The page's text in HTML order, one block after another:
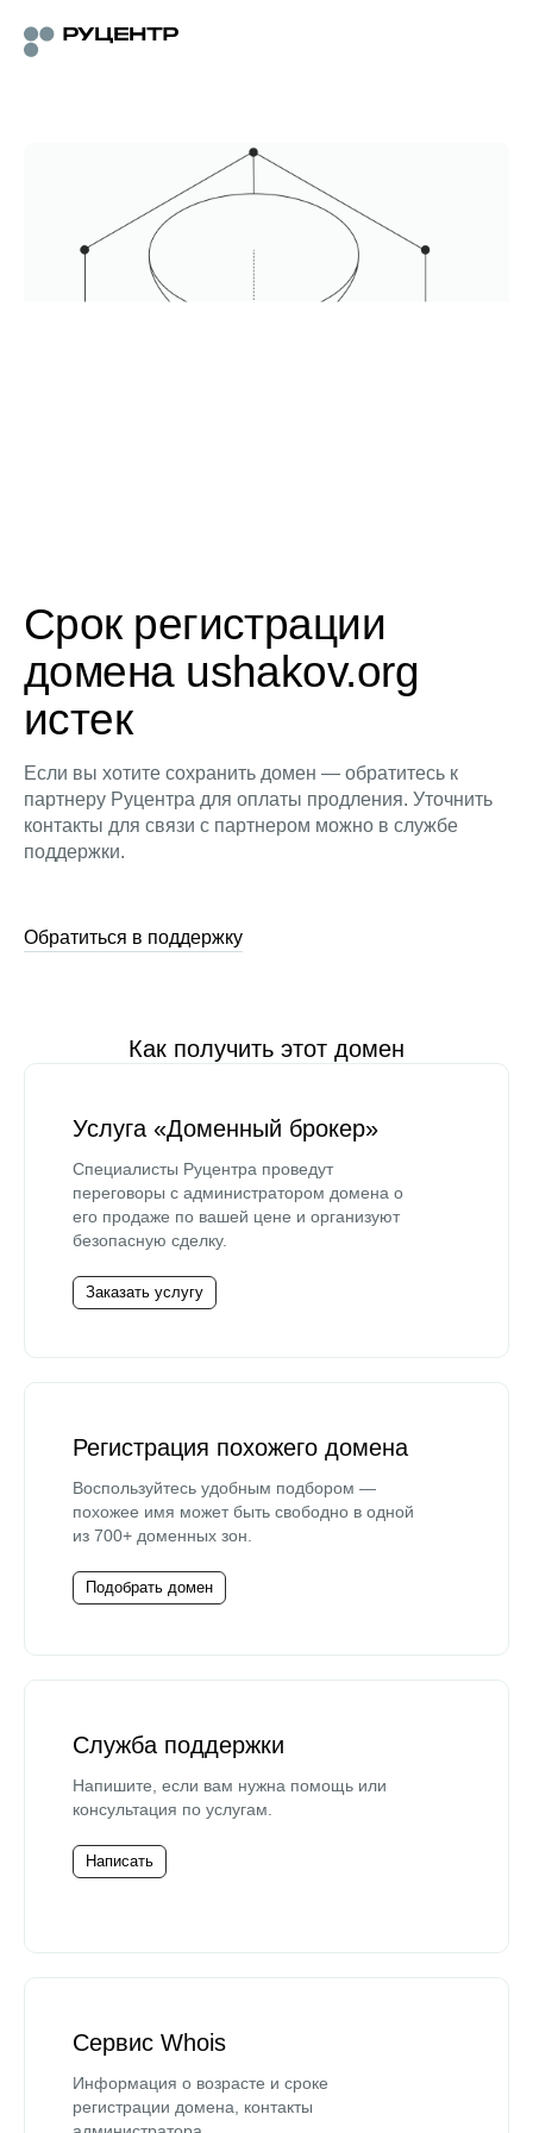
Срок регистрации
домена ushakov.org
истек
Если вы хотите сохранить домен — обратитесь к
партнеру Руцентра для оплаты продления. Уточнить
контакты для связи с партнером можно в службе
поддержки.
Обратиться в поддержку
Как получить этот домен
Услуга «Доменный брокер»
Специалисты Руцентра проведут
переговоры с администратором домена о
его продаже по вашей цене и организуют
безопасную сделку.
Заказать услугу
Регистрация похожего домена
Воспользуйтесь удобным подбором —
похожее имя может быть свободно в одной
из 700+ доменных зон.
Подобрать домен
Служба поддержки
Напишите, если вам нужна помощь или
консультация по услугам.
Написать
Сервис Whois
Информация о возрасте и сроке
регистрации домена, контакты